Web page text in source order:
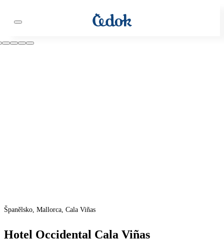
Španělsko, Mallorca, Cala Viñas
Hotel Occidental Cala Viñas